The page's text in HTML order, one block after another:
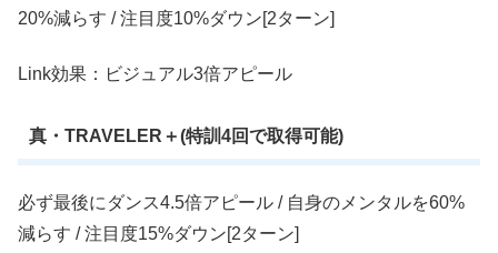
20%減らす / 注目度10%ダウン[2ターン]
Link効果：ビジュアル3倍アピール
真・TRAVELER＋(特訓4回で取得可能)
必ず最後にダンス4.5倍アピール / 自身のメンタルを60%
減らす / 注目度15%ダウン[2ターン]